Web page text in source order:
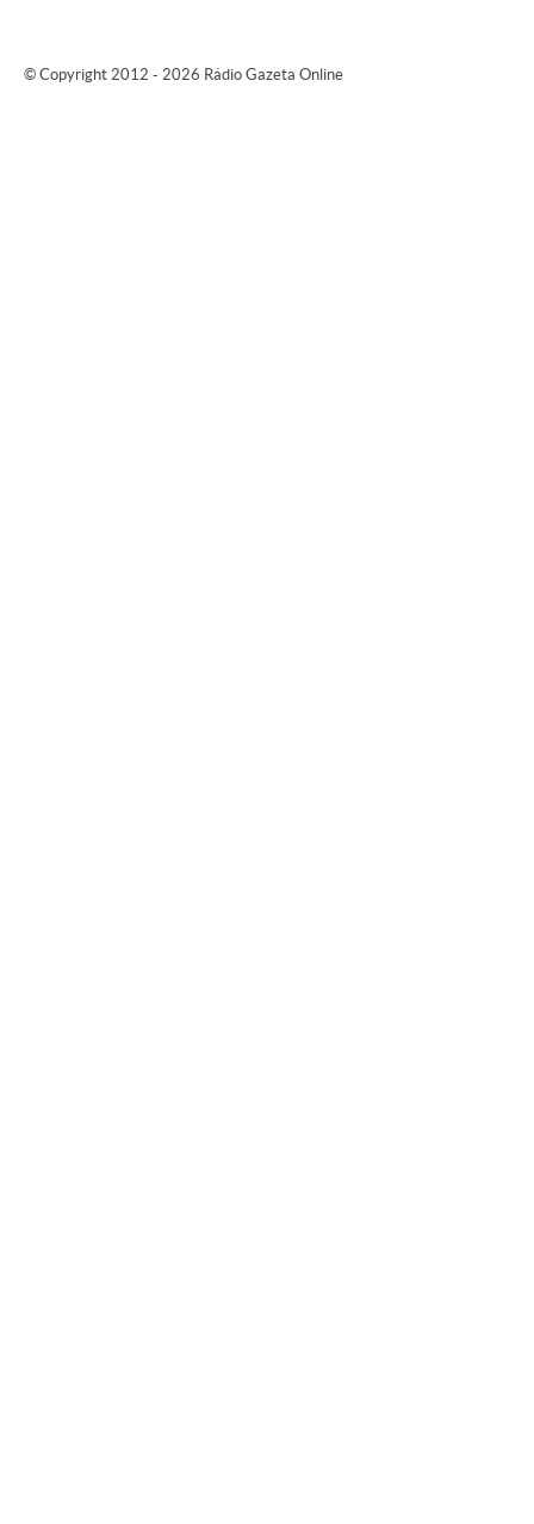
© Copyright 2012 - 2026 Rádio Gazeta Online